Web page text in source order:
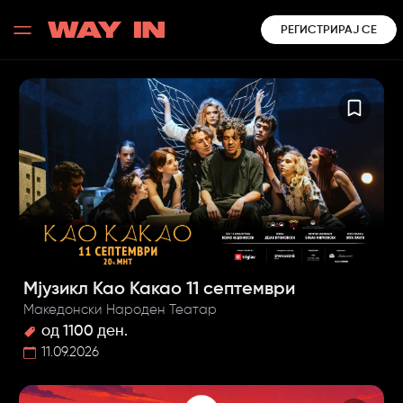
РЕГИСТРИРАЈ СЕ
Мјузикл Као Какао 11 септември
Македонски Народен Театар
од 1100 ден.
11.09.2026